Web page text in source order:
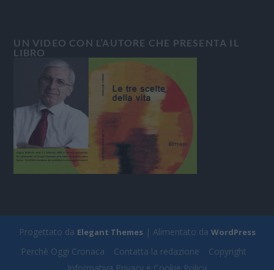
UN VIDEO CON L’AUTORE CHE PRESENTA IL
LIBRO
Progettato da Elegant Themes| Alimentato da WordPress
Perchè Oggi Cronaca Contatta la redazione
Copyright